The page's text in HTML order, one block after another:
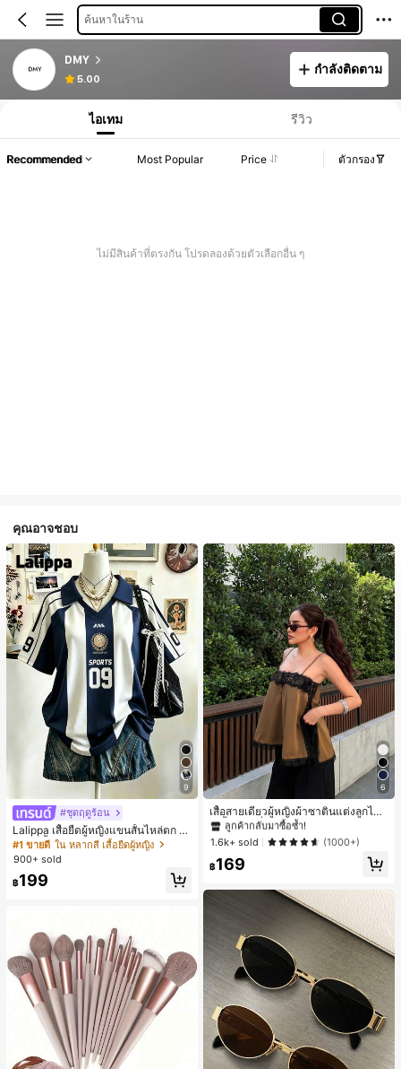
ค้นหาในร้าน
DMY
5.00
กำลังติดตาม
ไอเทม รีวิว
Recommended Most Popular Price ตัวกรอง
ไม่มีสินค้าที่ตรงกัน โปรดลองด้วยตัวเลือกอื่น ๆ
คุณอาจชอบ
9
#ชุดฤดูร้อน
Lalippa เสื้อยืดผู้หญิงแขนสั้นไหล่ตก ค
อวีปกเสื้อ ลายพิมพ์ดิจิทัลลายทาง สไตล์
สปอร์ตแฟชั่นมินิมอล ของขวัญสำหรับเ
พื่อน
#1 ขายดี ใน หลากสี เสื้อยืดผู้หญิง
900+ sold
฿199
6
เสื้อสายเดี่ยวผู้หญิงผ้าซาตินแต่งลูกไม้
- เสื้อสายเดี่ยวฤดูร้อนสีคากีมีรอยผ่าด้า
นข้างที่น่าดึงดูดแบบสบายๆ
#1 ขายดี
ใน สีกากี เสื้อสตรี เสื้อเบลาส์ & Tee
ลูกค้ากลับมาซื้อซ้ำ!
#1 ขายดี
ลูกค้ากลับมาซื้อซ้ำ!
#1 ขายดี
ลูกค้ากลับมาซื้อซ้ำ!
#1 ขายดี
ใน สีกากี เสื้อสตรี เสื้อเบลาส์ & Tee
ลูกค้ากลับมาซื้อซ้ำ!
1.6k+ sold (1000+)
฿169